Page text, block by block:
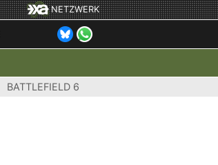
NETZWERK
BATTLEFIELD 6